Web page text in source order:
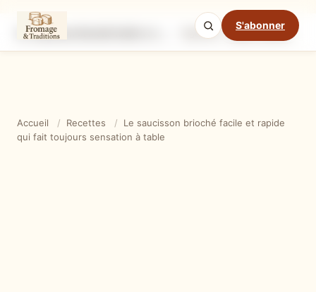
S'abonner
Ingrédients Étapes
Mode cuisine
Accueil / Recettes /
Le saucisson brioché facile et rapide
qui fait toujours sensation à table